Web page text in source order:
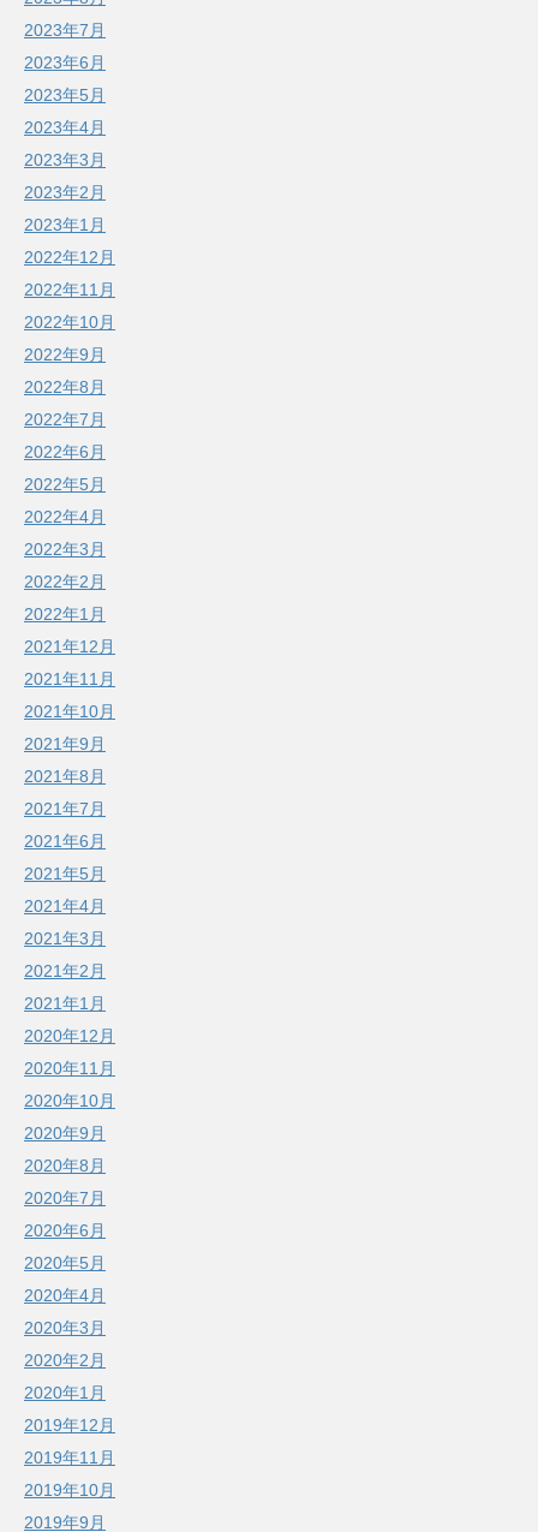
2023年7月
2023年6月
2023年5月
2023年4月
2023年3月
2023年2月
2023年1月
2022年12月
2022年11月
2022年10月
2022年9月
2022年8月
2022年7月
2022年6月
2022年5月
2022年4月
2022年3月
2022年2月
2022年1月
2021年12月
2021年11月
2021年10月
2021年9月
2021年8月
2021年7月
2021年6月
2021年5月
2021年4月
2021年3月
2021年2月
2021年1月
2020年12月
2020年11月
2020年10月
2020年9月
2020年8月
2020年7月
2020年6月
2020年5月
2020年4月
2020年3月
2020年2月
2020年1月
2019年12月
2019年11月
2019年10月
2019年9月